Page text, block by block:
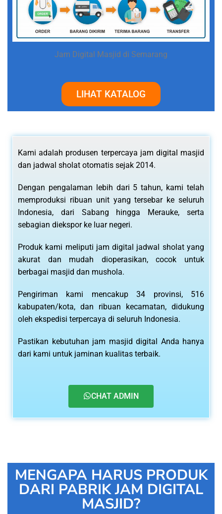
Jam Digital Masjid di Semarang
LIHAT KATALOG
Kami adalah produsen terpercaya jam digital masjid
dan jadwal sholat otomatis sejak 2014.
Dengan pengalaman lebih dari 5 tahun, kami telah
memproduksi ribuan unit yang tersebar ke seluruh
Indonesia, dari Sabang hingga Merauke, serta
sebagian diekspor ke luar negeri.
Produk kami meliputi jam digital jadwal sholat yang
akurat dan mudah dioperasikan, cocok untuk
berbagai masjid dan mushola.
Pengiriman kami mencakup 34 provinsi, 516
kabupaten/kota, dan ribuan kecamatan, didukung
oleh ekspedisi terpercaya di seluruh Indonesia.
Pastikan kebutuhan jam masjid digital Anda hanya
dari kami untuk jaminan kualitas terbaik.
CHAT ADMIN
MENGAPA HARUS PRODUK
DARI PABRIK JAM DIGITAL
MASJID?